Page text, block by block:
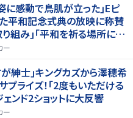
に感動で鳥肌が立った｣Eピ
平和記念式典の放映に称賛
組み｣｢平和を祈る場所に相
ー
紳士｣キングカズから澤穂希
ライズ！｢2度もいただける
ンド2ショットに大反響
ー